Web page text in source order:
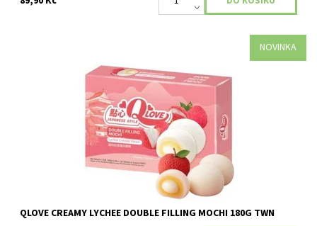
NOVINKA
Skladem
QLOVE CREAMY LYCHEE DOUBLE FILLING MOCHI 180G TWN